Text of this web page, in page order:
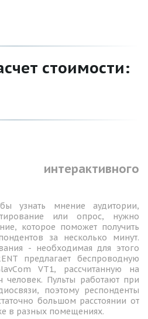
стоимости:
узнать мнение аудитории,
или опрос, нужно
которое поможет получить
за несколько минут.
- необходимая для этого
предлагает беспроводную
VT1, рассчитанную на
человек. Пульты работают при
поэтому респонденты
большом расстоянии от
в разных помещениях.